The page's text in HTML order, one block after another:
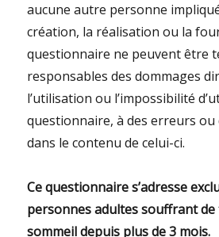
aucune autre personne
création, la réalisation ou la
questionnaire ne peuvent être
responsables des dommages
l’utilisation ou l’impossibilité
questionnaire, à des erreurs ou
dans le contenu de celui-ci.
Ce questionnaire s’adresse
personnes adultes souffrant
sommeil depuis plus de 3 mois.